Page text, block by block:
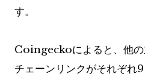
す。
Coingeckoによると、他の
チェーンリンクがそれぞれ